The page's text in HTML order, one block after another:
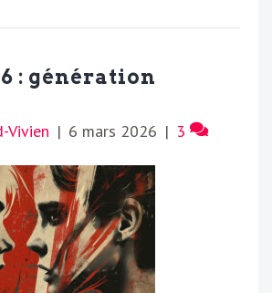
: génération
Vivien | 6 mars 2026 | 3